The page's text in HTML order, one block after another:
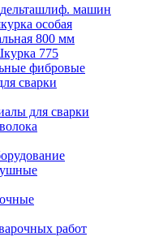
машин
особая
800 мм
775
фибровые
сварки
для сварки
работ